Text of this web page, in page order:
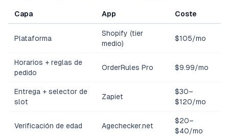
Capa App Coste
Plataforma
Shopify (tier
medio)
$105/mo
Horarios + reglas de
pedido
OrderRules Pro $9.99/mo
Entrega + selector de
slot
Zapiet
$30–
$120/mo
Verificación de edad Agechecker.net
$20–
$40/mo